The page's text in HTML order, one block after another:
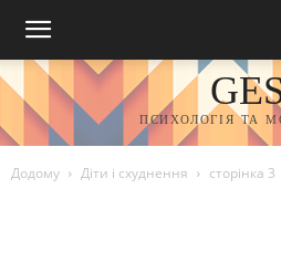
ПСИХОЛОГІЯ ТА
Додому Діти і схуднення сторінка 3